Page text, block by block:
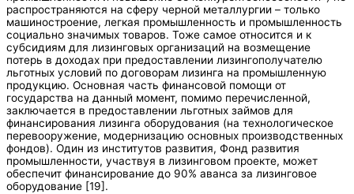
распространяются на сферу черной металлургии – только
машиностроение, легкая промышленность и промышленность
социально значимых товаров. Тоже самое относится и к
субсидиям для лизинговых организаций на возмещение
потерь в доходах при предоставлении лизингополучателю
льготных условий по договорам лизинга на промышленную
продукцию. Основная часть финансовой помощи от
государства на данный момент, помимо перечисленной,
заключается в предоставлении льготных займов для
финансирования лизинга оборудования (на технологическое
перевооружение, модернизацию основных производственных
фондов). Один из институтов развития, Фонд развития
промышленности, участвуя в лизинговом проекте, может
обеспечит финансирование до 90% аванса за лизинговое
оборудование [19].